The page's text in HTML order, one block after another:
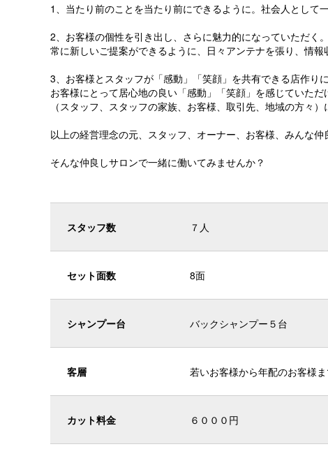
1、当たり前のことを当たり前にできるように。社会人として
2、お客様の個性を引き出し、さらに魅力的になっていただく。
常に新しいご提案ができるように、日々アンテナを張り、情
3、お客様とスタッフが「感動」「笑顔」を共有できる店作りに
お客様にとって居心地の良い「感動」「笑顔」を感じていた
（スタッフ、スタッフの家族、お客様、取引先、地域の方々）
以上の経営理念の元、スタッフ、オーナー、お客様、みんな仲
そんな仲良しサロンで一緒に働いてみませんか？
スタッフ数 ７人
セット面数 8面
シャンプー台 バックシャンプー５台
客層 若いお客様から年配のお客様
カット料金 ６０００円